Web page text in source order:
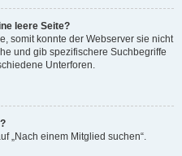
leere Seite?
somit konnte der Webserver sie nicht
und gib spezifischere Suchbegriffe
Unterforen.
„Nach einem Mitglied suchen“.